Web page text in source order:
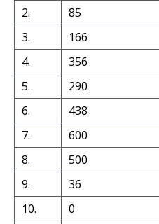
2.
85
3.
166
4.
356
5.
290
6.
438
7.
600
8.
500
9.
36
10.
0